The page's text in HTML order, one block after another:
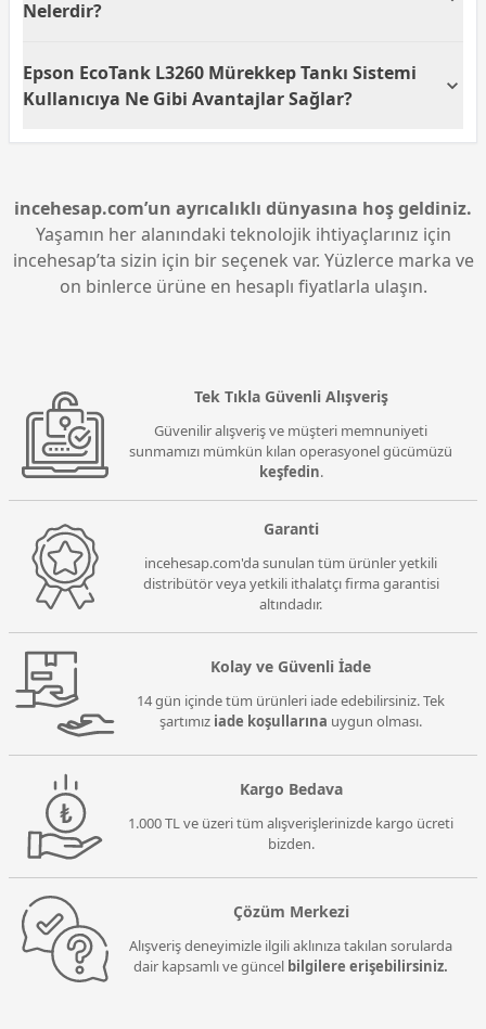
fotoğraf kağıtları gibi özel kağıt türleri ile de
sunar.
Nelerdir?
tarama yapar. CIS flatbed tarayıcı teknolojisi
sayesinde belgeler ve fotoğraflar yüksek netlikte
ofis kullanımı için yeterli seviyededir.
Epson EcoTank L3260 Mürekkep Tankı Sistemi
Kullanıcıya Ne Gibi Avantajlar Sağlar?
Epson EcoTank L3260’un mürekkep tankı sistemi, tek
sayfa başı maliyet elde edilir. Kolay dolum sistemi ile
kullanıcı hem zamandan tasarruf eder hem de daha
ekonomik bir çözüm elde etmiş olur.
incehesap.com’un ayrıcalıklı dünyasına hoş geldiniz.
Yaşamın her alanındaki teknolojik ihtiyaçlarınız için
incehesap’ta sizin için bir seçenek var. Yüzlerce marka ve
on binlerce ürüne en hesaplı fiyatlarla ulaşın.
Tek Tıkla Güvenli Alışveriş
Güvenilir alışveriş ve müşteri memnuniyeti
sunmamızı mümkün kılan operasyonel gücümüzü
keşfedin.
Garanti
incehesap.com'da sunulan tüm ürünler yetkili
distribütör veya yetkili ithalatçı firma garantisi
altındadır.
Kolay ve Güvenli İade
14 gün içinde tüm ürünleri iade edebilirsiniz. Tek
şartımız iade koşullarına uygun olması.
Kargo Bedava
1.000 TL ve üzeri tüm alışverişlerinizde kargo ücreti
bizden.
Çözüm Merkezi
Alışveriş deneyimizle ilgili aklınıza takılan sorularda
dair kapsamlı ve güncel bilgilere erişebilirsiniz.